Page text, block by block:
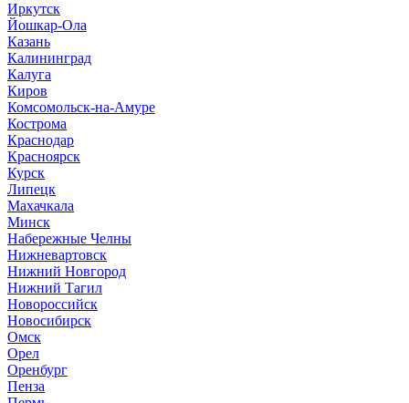
Иркутск
Йошкар-Ола
Казань
Калининград
Калуга
Киров
Комсомольск-на-Амуре
Кострома
Краснодар
Красноярск
Курск
Липецк
Махачкала
Минск
Набережные Челны
Нижневартовск
Нижний Новгород
Нижний Тагил
Новороссийск
Новосибирск
Омск
Орел
Оренбург
Пенза